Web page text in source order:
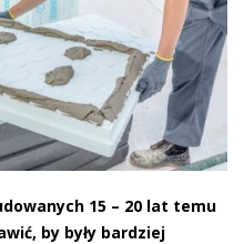
15 – 20 lat temu
by były bardziej